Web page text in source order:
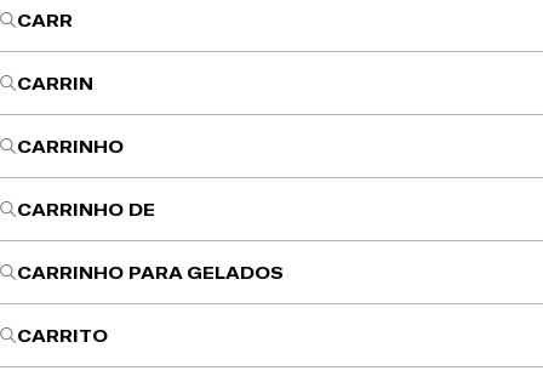
CARR
CARRIN
CARRINHO
CARRINHO DE
CARRINHO PARA GELADOS
CARRITO